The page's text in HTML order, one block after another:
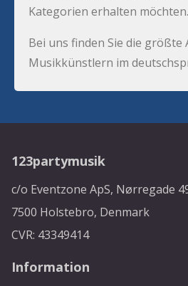
Kategorien erhalten möchten.
Bei uns finden Sie die größte
Musikkünstlern im
123partymusik
c/o Eventzone ApS, Nørregade
7500 Holstebro, Denmark
CVR: 43349414
Information